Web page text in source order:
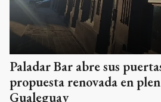
Paladar Bar abre sus
propuesta renovada en
Gualeguay